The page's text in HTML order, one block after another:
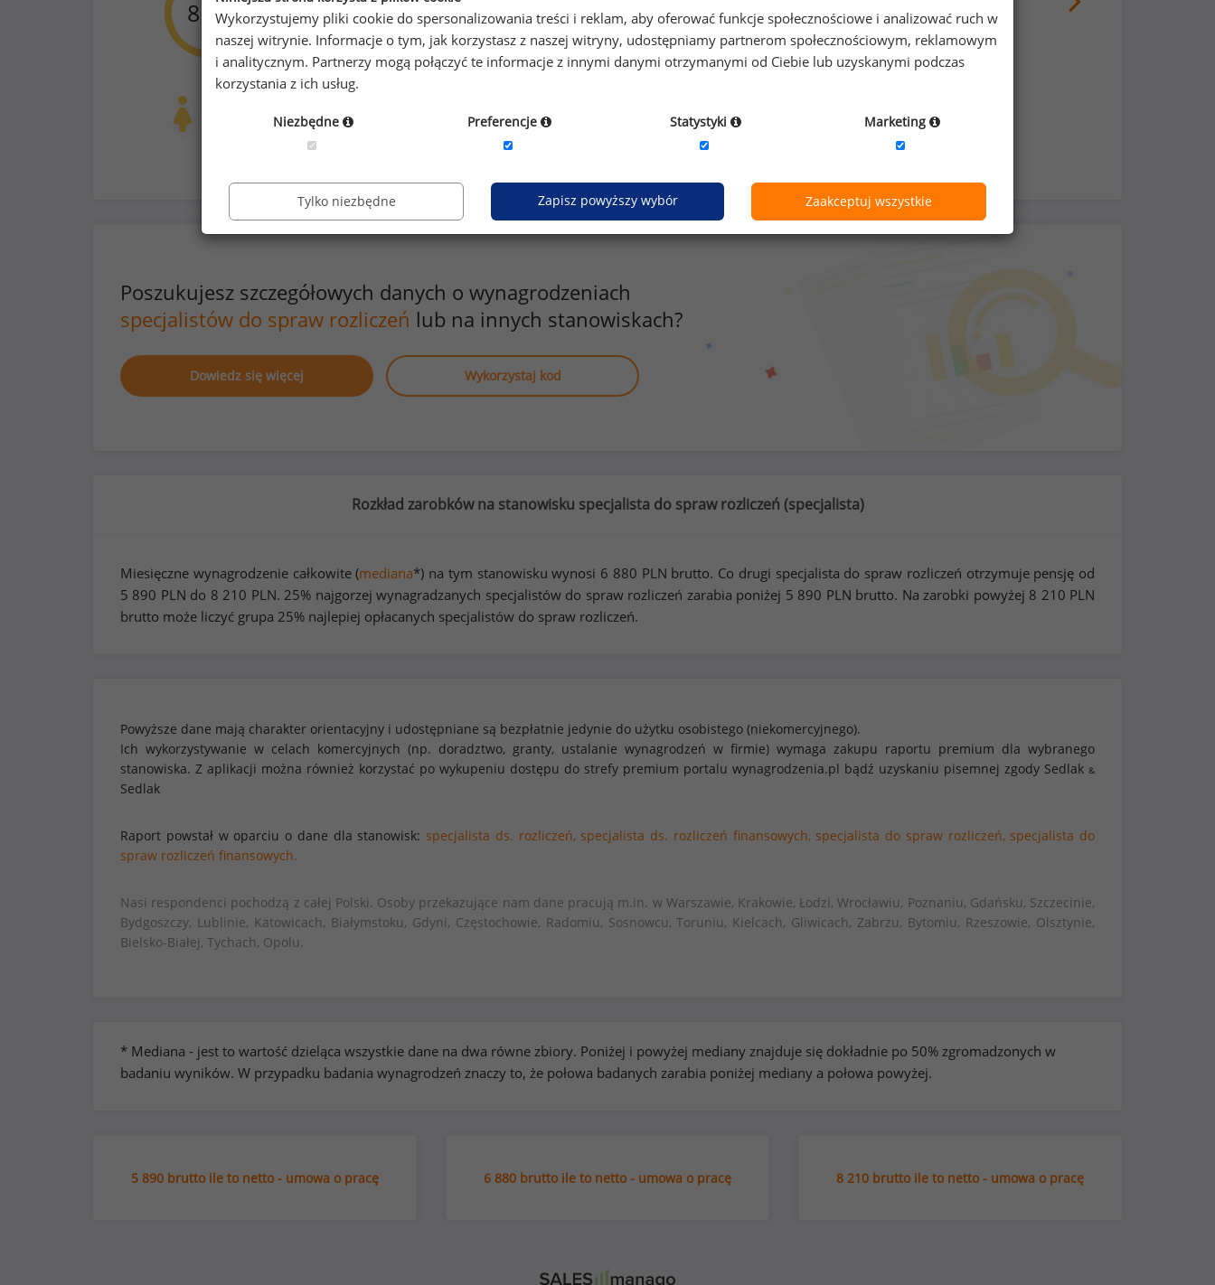
85 % 15%
prywatna opieka medyczna dla pracownika
Poszukujesz szczegółowych danych o wynagrodzeniach
specjalistów do spraw rozliczeń lub na innych stanowiskach?
Dowiedz się więcej Wykorzystaj kod
Rozkład zarobków na stanowisku specjalista do spraw rozliczeń (specjalista)
Miesięczne wynagrodzenie całkowite (mediana*) na tym stanowisku wynosi 6 880 PLN brutto. Co drugi specjalista do spraw rozliczeń otrzymuje pensję od
5 890 PLN do 8 210 PLN. 25% najgorzej wynagradzanych specjalistów do spraw rozliczeń zarabia poniżej 5 890 PLN brutto. Na zarobki powyżej 8 210 PLN
brutto może liczyć grupa 25% najlepiej opłacanych specjalistów do spraw rozliczeń.
Powyższe dane mają charakter orientacyjny i udostępniane są bezpłatnie jedynie do użytku osobistego (niekomercyjnego).
Ich wykorzystywanie w celach komercyjnych (np. doradztwo, granty, ustalanie wynagrodzeń w firmie) wymaga zakupu raportu premium dla wybranego
stanowiska. Z aplikacji można również korzystać po wykupeniu dostępu do strefy premium portalu wynagrodzenia.pl bądź uzyskaniu pisemnej zgody Sedlak &
Sedlak
Raport powstał w oparciu o dane dla stanowisk: specjalista ds. rozliczeń, specjalista ds. rozliczeń finansowych, specjalista do spraw rozliczeń, specjalista do
spraw rozliczeń finansowych.
Nasi respondenci pochodzą z całej Polski. Osoby przekazujące nam dane pracują m.in. w Warszawie, Krakowie, Łodzi, Wrocławiu, Poznaniu, Gdańsku, Szczecinie,
Bydgoszczy, Lublinie, Katowicach, Białymstoku, Gdyni, Częstochowie, Radomiu, Sosnowcu, Toruniu, Kielcach, Gliwicach, Zabrzu, Bytomiu, Rzeszowie, Olsztynie,
Bielsko-Białej, Tychach, Opolu.
* Mediana - jest to wartość dzieląca wszystkie dane na dwa równe zbiory. Poniżej i powyżej mediany znajduje się dokładnie po 50% zgromadzonych w
badaniu wyników. W przypadku badania wynagrodzeń znaczy to, że połowa badanych zarabia poniżej mediany a połowa powyżej.
5 890 brutto ile to netto - umowa o pracę 6 880 brutto ile to netto - umowa o pracę 8 210 brutto ile to netto - umowa o pracę
Wykorzystujemy pliki cookie do spersonalizowania treści i reklam, aby oferować funkcje społecznościowe i analizować ruch w
naszej witrynie. Informacje o tym, jak korzystasz z naszej witryny, udostępniamy partnerom społecznościowym, reklamowym
i analitycznym. Partnerzy mogą połączyć te informacje z innymi danymi otrzymanymi od Ciebie lub uzyskanymi podczas
korzystania z ich usług.
Niezbędne Preferencje Statystyki Marketing
Tylko niezbędne Zapisz powyższy wybór Zaakceptuj wszystkie